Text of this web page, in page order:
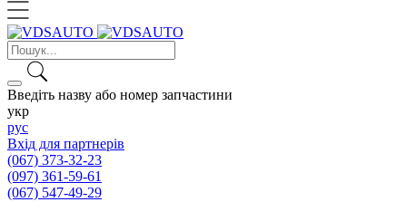
Введіть назву або номер запчастини
укр
рус
Вхід для партнерів
(067) 373-32-23
(097) 361-59-61
(067) 547-49-29